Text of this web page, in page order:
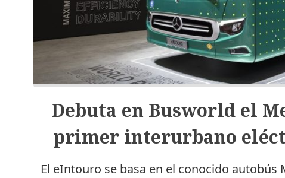
Debuta en Busworld el
primer interurbano
El eIntouro se basa en el conocido